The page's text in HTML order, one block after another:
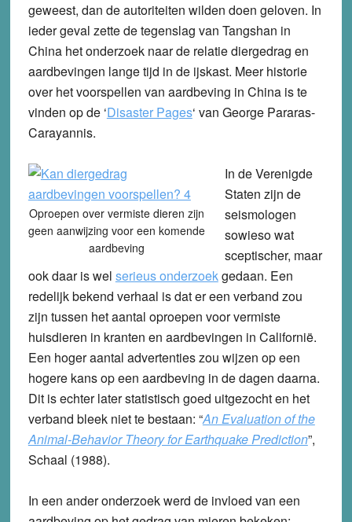
geweest, dan de autoriteiten wilden doen geloven. In
ieder geval zette de tegenslag van Tangshan in
China het onderzoek naar de relatie diergedrag en
aardbevingen lange tijd in de ijskast. Meer historie
over het voorspellen van aardbeving in China is te
vinden op de ‘Disaster Pages‘ van George Pararas-
Carayannis.
Oproepen over vermiste dieren zijn
geen aanwijzing voor een komende
aardbeving
In de Verenigde
Staten zijn de
seismologen
sowieso wat
sceptischer, maar
ook daar is wel serieus onderzoekgedaan. Een
redelijk bekend verhaal is dat er een verband zou
zijn tussen het aantal oproepen voor vermiste
huisdieren in kranten en aardbevingen in Californië.
Een hoger aantal advertenties zou wijzen op een
hogere kans op een aardbeving in de dagen daarna.
Dit is echter later statistisch goed uitgezocht en het
verband bleek niet te bestaan: “An Evaluation of the
Animal-Behavior Theory for Earthquake Prediction”,
Schaal (1988).
In een ander onderzoek werd de invloed van een